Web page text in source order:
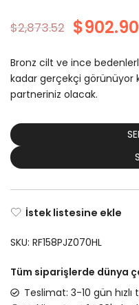
3.00
5
üzerinden
puanı
$2,873.52 $902.90
Bronz cilt ve ince
kadar gerçekçi görünüyor
partneriniz olacak.
İstek listesine ekle
SKU: RF158PJZ070HL
Tüm siparişlerde dünya
Teslimat: 3-10 gün